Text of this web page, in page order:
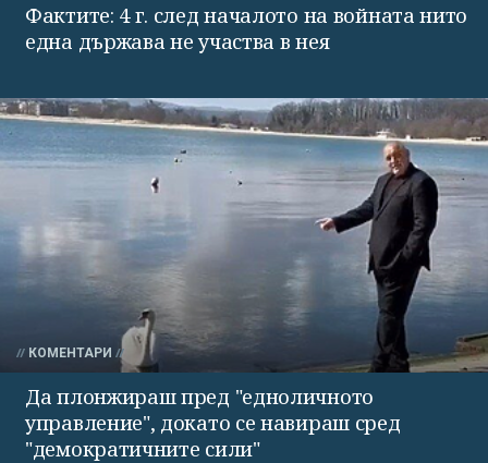
Фактите: 4 г. след началото на войната нито
една държава не участва в нея
КОМЕНТАРИ
Да плонжираш пред "едноличното
управление", докато се навираш сред
"демократичните сили"